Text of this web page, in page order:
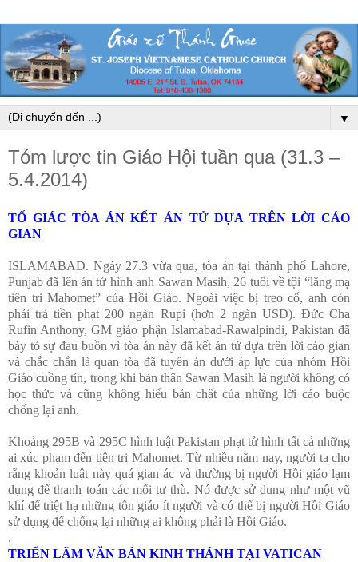
▼
Tóm lược tin Giáo Hội tuần qua (31.3 –
5.4.2014)
TỐ GIÁC TÒA ÁN KẾT ÁN TỬ DỰA TRÊN LỜI CÁO
GIAN
ISLAMABAD. Ngày 27.3 vừa qua, tòa án tại thành phố Lahore,
Punjab đã lên án tử hình anh Sawan Masih, 26 tuổi về tội “lăng mạ
tiên tri Mahomet” của Hồi Giáo. Ngoài việc bị treo cổ, anh còn
phải trả tiền phạt 200 ngàn Rupi (hơn 2 ngàn USD). Đức Cha
Rufin Anthony, GM giáo phận Islamabad-Rawalpindi, Pakistan đã
bày tỏ sự đau buồn vì tòa án này đã kết án tử dựa trên lời cáo gian
và chắc chắn là quan tòa đã tuyên án dưới áp lực của nhóm Hồi
Giáo cuồng tín, trong khi bản thân Sawan Masih là người không có
học thức và cũng không hiểu bản chất của những lời cáo buộc
chống lại anh.
Khoảng 295B và 295C hình luật Pakistan phạt tử hình tất cả những
ai xúc phạm đến tiên tri Mahomet. Từ nhiều năm nay, người ta cho
rằng khoản luật này quá gian ác và thường bị người Hồi giáo lạm
dụng để thanh toán các mối tư thù. Nó được sử dung như một vũ
khí để triệt hạ những tôn giáo ít người và có thể bị người Hồi Giáo
sử dụng để chống lại những ai không phải là Hồi Giáo.
.
TRIỂN LÃM VĂN BẢN KINH THÁNH TẠI VATICAN